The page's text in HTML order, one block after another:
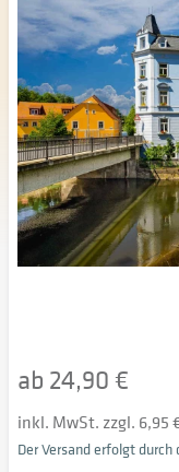
ab 24,90 €
inkl. MwSt. zzgl.
Der Versand erfolgt durch